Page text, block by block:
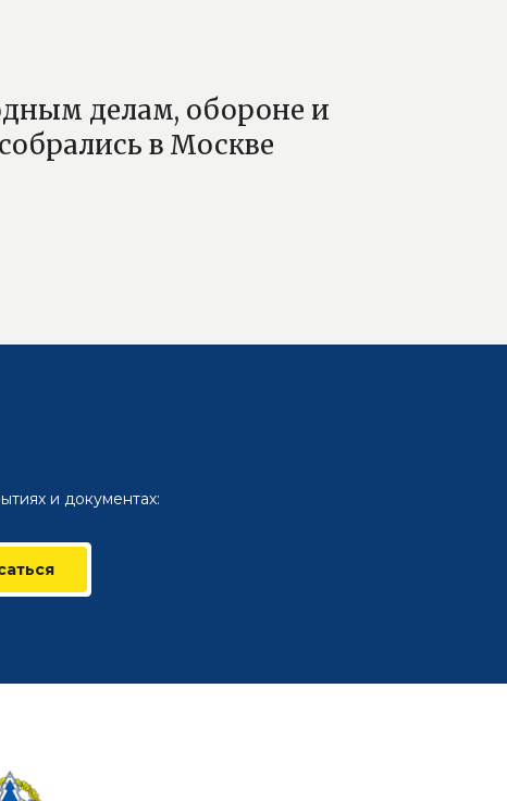
делам, обороне и
в Москве
и документах: